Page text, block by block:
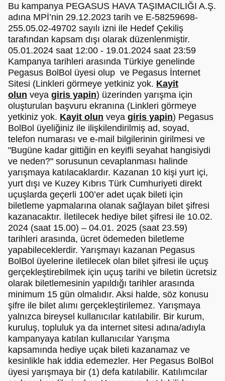
Bu kampanya PEGASUS HAVA TAŞIMACILIĞI A.Ş.
adına MPİ’nin 29.12.2023 tarih ve E-58259698-
255.05.02-49702 sayılı izni ile Hedef Çekiliş
tarafından kapsam dışı olarak düzenlenmiştir.
05.01.2024 saat 12:00 - 19.01.2024 saat 23:59
Kampanya tarihleri arasında Türkiye genelinde
Pegasus BolBol üyesi olup ve Pegasus İnternet
Sitesi (Linkleri görmeye yetkiniz yok. Kayit
olun veya giris yapin) üzerinden yarışma için
oluşturulan başvuru ekranına (Linkleri görmeye
yetkiniz yok. Kayit olun veya giris yapin) Pegasus
BolBol üyeliğiniz ile ilişkilendirilmiş ad, soyad,
telefon numarası ve e-mail bilgilerinin girilmesi ve
"Bugüne kadar gittiğin en keyifli seyahat hangisiydi
ve neden?" sorusunun cevaplanması halinde
yarışmaya katılacaklardır. Kazanan 10 kişi yurt içi,
yurt dışı ve Kuzey Kıbrıs Türk Cumhuriyeti direkt
uçuşlarda geçerli 100’er adet uçak bileti için
biletleme yapmalarına olanak sağlayan bilet şifresi
kazanacaktır. İletilecek hediye bilet şifresi ile 10.02.
2024 (saat 15.00) – 04.01. 2025 (saat 23.59)
tarihleri arasında, ücret ödemeden biletleme
yapabileceklerdir. Yarışmayı kazanan Pegasus
BolBol üyelerine iletilecek olan bilet şifresi ile uçuş
gerçekleştirebilmek için uçuş tarihi ve biletin ücretsiz
olarak biletlemesinin yapıldığı tarihler arasında
minimum 15 gün olmalıdır. Aksi halde, söz konusu
şifre ile bilet alımı gerçekleştirilemez. Yarışmaya
yalnızca bireysel kullanıcılar katılabilir. Bir kurum,
kuruluş, topluluk ya da internet sitesi adına/adıyla
kampanyaya katılan kullanıcılar Yarışma
kapsamında hediye uçak bileti kazanamaz ve
kesinlikle hak iddia edemezler. Her Pegasus BolBol
üyesi yarışmaya bir (1) defa katılabilir. Katılımcılar